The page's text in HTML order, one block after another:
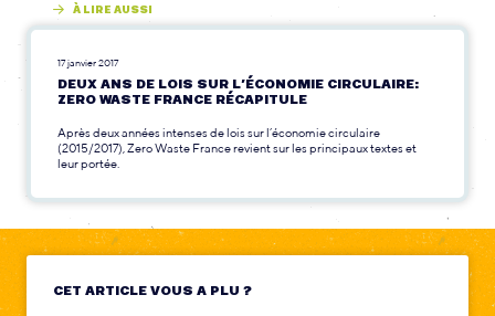
À LIRE AUSSI
17 janvier 2017
DEUX ANS DE LOIS SUR L’ÉCONOMIE CIRCULAIRE:
ZERO WASTE FRANCE RÉCAPITULE
Après deux années intenses de lois sur l’économie circulaire
(2015/2017), Zero Waste France revient sur les principaux textes et
leur portée.
CET ARTICLE VOUS A PLU ?